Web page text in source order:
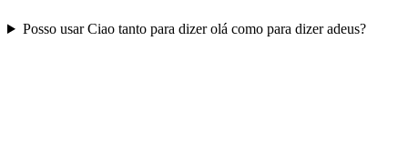
Posso usar Ciao tanto para dizer olá como para dizer adeus?